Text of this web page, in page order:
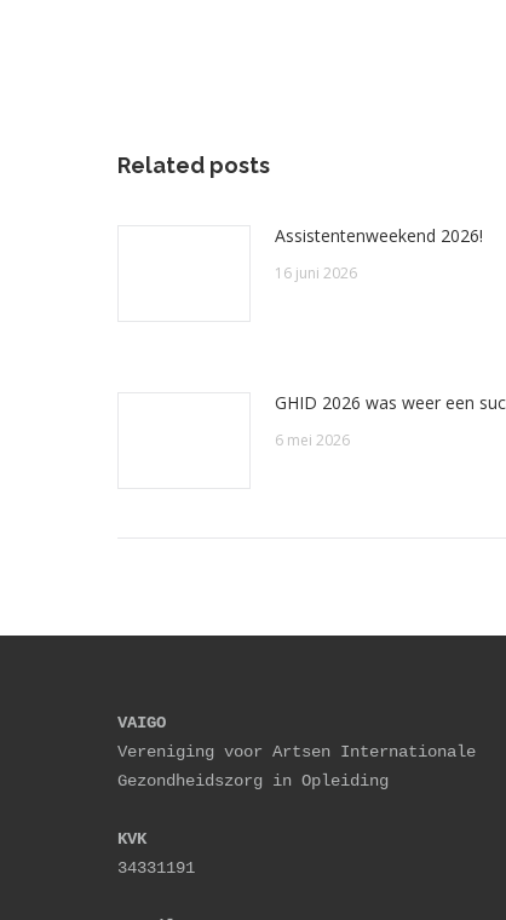
Related posts
Assistentenweekend 2026!
16 juni 2026
GHID 2026 was weer een
6 mei 2026
VAIGO
Vereniging voor Artsen Internationale
Gezondheidszorg in Opleiding
KVK
34331191